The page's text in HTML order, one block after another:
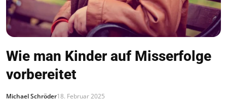
Wie man Kinder auf Misserfolge
vorbereitet
Michael Schröder18. Februar 2025